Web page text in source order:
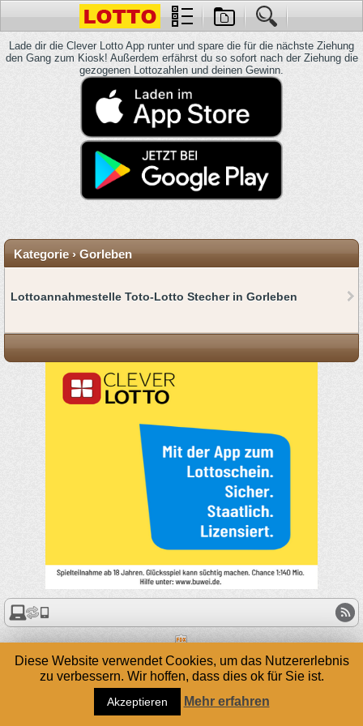
Lade dir die Clever Lotto App runter und spare die für die nächste Ziehung
den Gang zum Kiosk! Außerdem erfährst du so sofort nach der Ziehung die
gezogenen Lottozahlen und deinen Gewinn.
Kategorie › Gorleben
Lottoannahmestelle Toto-Lotto Stecher in Gorleben
Diese Website verwendet Cookies, um das Nutzererlebnis
zu verbessern. Wir hoffen, dass dies ok für Sie ist.
Akzeptieren Mehr erfahren